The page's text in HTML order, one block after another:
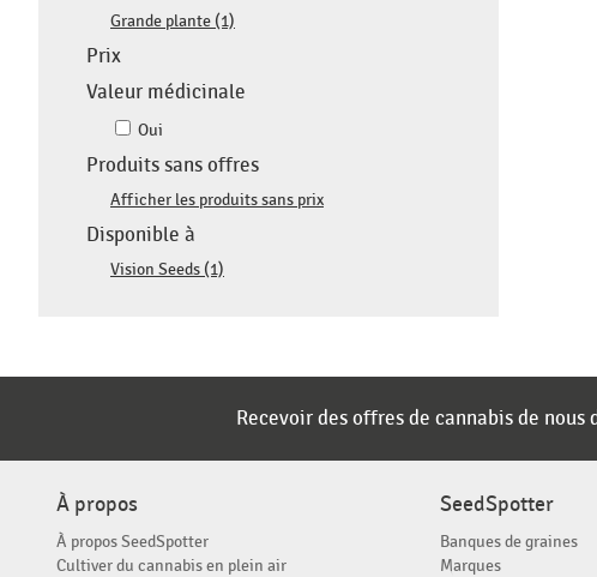
Grande plante (1)
Prix
Valeur médicinale
Oui
Produits sans offres
Afficher les produits sans prix
Disponible à
Vision Seeds (1)
Recevoir des offres de cannabis de nous
À propos
À propos SeedSpotter
Cultiver du cannabis en plein air
SeedSpotter
Banques de graines
Marques